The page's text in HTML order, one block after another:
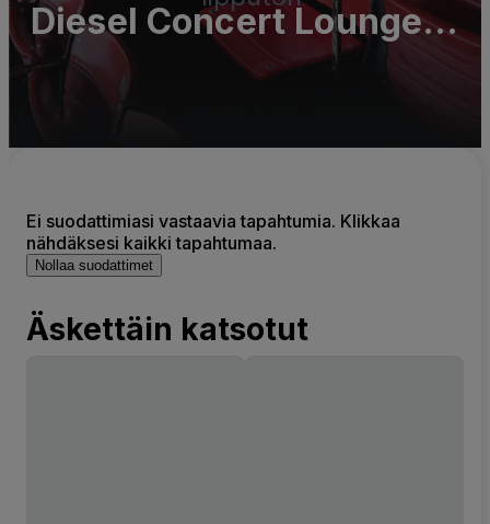
Diesel Concert Lounge
Parking Lots (InActive)
Ei suodattimiasi vastaavia tapahtumia. Klikkaa
nähdäksesi kaikki tapahtumaa.
Nollaa suodattimet
Äskettäin katsotut